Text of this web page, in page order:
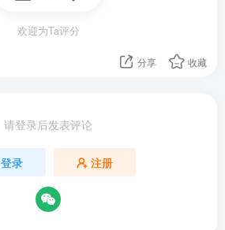
欢迎为Ta评分
分享 收藏
请登录后发表评论
登录 注册